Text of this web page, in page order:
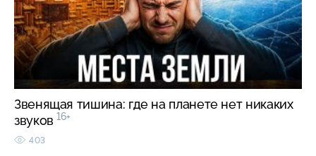
Звенящая тишина: где на планете нет никаких
звуков 16+
403